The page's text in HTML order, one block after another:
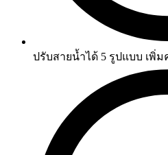
ปรับสายน้ำได้ 5 รูปแบบ เพิ่